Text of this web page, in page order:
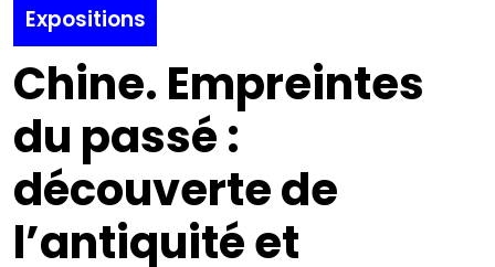
Expositions
Chine. Empreintes
du passé :
découverte de
l’antiquité et